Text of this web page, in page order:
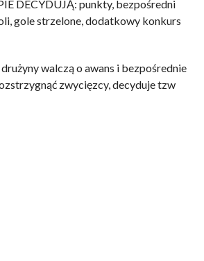
DECYDUJĄ: punkty, bezpośredni
gole strzelone, dodatkowy konkurs
walczą o awans i bezpośrednie
zwycięzcy, decyduje tzw